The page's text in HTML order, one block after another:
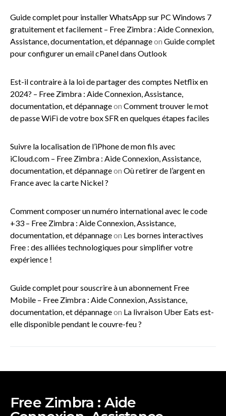
Guide complet pour installer WhatsApp sur PC Windows 7
gratuitement et facilement – Free Zimbra : Aide Connexion,
Assistance, documentation, et dépannageon Guide complet
pour configurer un email cPanel dans Outlook
Est-il contraire à la loi de partager des comptes Netflix en
2024? – Free Zimbra : Aide Connexion, Assistance,
documentation, et dépannageon Comment trouver le mot
de passe WiFi de votre box SFR en quelques étapes faciles
Suivre la localisation de l’iPhone de mon fils avec
iCloud.com – Free Zimbra : Aide Connexion, Assistance,
documentation, et dépannageon Où retirer de l’argent en
France avec la carte Nickel ?
Comment composer un numéro international avec le code
+33 – Free Zimbra : Aide Connexion, Assistance,
documentation, et dépannageon Les bornes interactives
Free : des alliées technologiques pour simplifier votre
expérience !
Guide complet pour souscrire à un abonnement Free
Mobile – Free Zimbra : Aide Connexion, Assistance,
documentation, et dépannageon La livraison Uber Eats est-
elle disponible pendant le couvre-feu ?
Free Zimbra : Aide